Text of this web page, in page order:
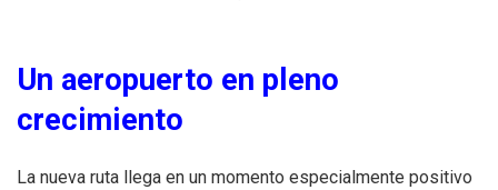
Un aeropuerto en pleno
crecimiento
La nueva ruta llega en un momento especialmente positivo